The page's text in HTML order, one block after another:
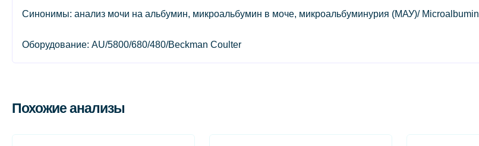
Синонимы: анализ мочи на альбумин, микроальбумин в моче, микроальбуминурия (МАУ)/ Мicroalbumin
Оборудование: AU/5800/680/480/Beckman Coulter
Похожие анализы